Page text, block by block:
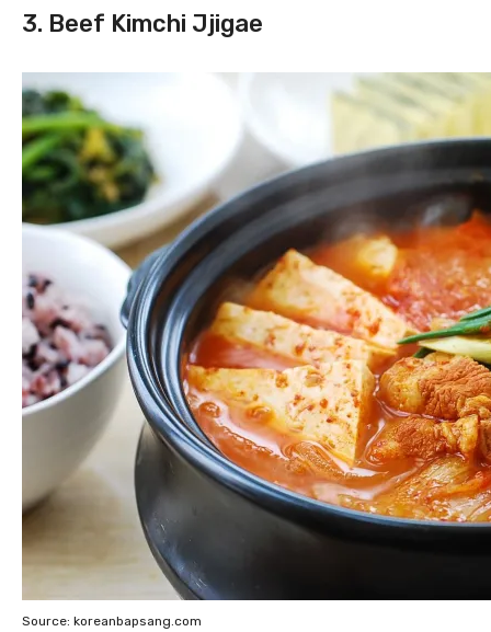
3. Beef Kimchi Jjigae
Source: koreanbapsang.com